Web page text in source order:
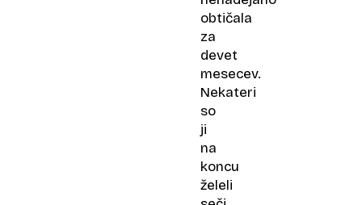
obtičala
za
devet
mesecev.
Nekateri
so
ji
na
koncu
želeli